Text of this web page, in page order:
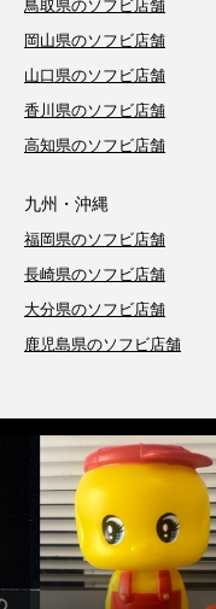
鳥取県のソフビ店舗
岡山県のソフビ店舗
山口県のソフビ店舗
香川県のソフビ店舗
高知県のソフビ店舗
九州・沖縄
福岡県のソフビ店舗
長崎県のソフビ店舗
大分県のソフビ店舗
鹿児島県のソフビ店舗